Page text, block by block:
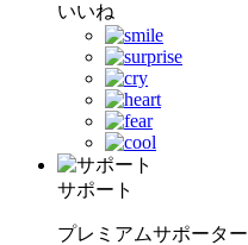
いいね
サポート
プレミアムサポーター